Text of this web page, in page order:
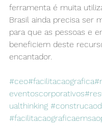
ferramenta é muita
Brasil ainda precisa ser
para que as pessoas e
beneficiem deste
encantador.
#ceo#facilitacaografica
eventoscorporativos
ualthinking